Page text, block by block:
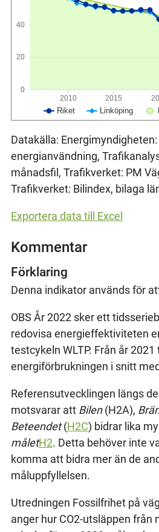
Riket Linköping
2010 2015
0
20
40
Datakälla:
energianvändning,
månadsfil, Trafikverket: PM
Trafikverket: Bilindex, bilaga
Exportera data till Excel
Kommentar
Förklaring
Denna indikator används för
OBS År 2022 sker ett
redovisa energieffektiviteten
testcykeln WLTP. Från år
energiförbrukningen i snitt
Referensutvecklingen längs
motsvarar att Bilen(H2A),
Beteendet(H2C) bidrar lika
måletH2. Detta behöver inte
komma att bidra mer än de
måluppfyllelsen.
Utredningen Fossilfrihet på
anger hur CO2-utsläppen från